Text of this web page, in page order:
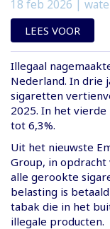
18 feb 2026 |
LEES VOOR
Illegaal
Nederland. In drie
sigaretten
2025. In het
tot 6,3%.
Uit het nieuwste
Group, in opdracht
alle gerookte
belasting is
tabak die in het
illegale producten.